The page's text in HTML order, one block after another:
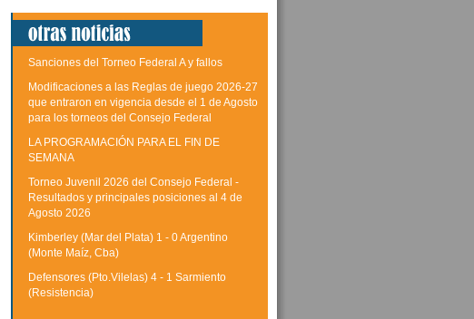
Sanciones del Torneo Federal A y fallos
Modificaciones a las Reglas de juego 2026-27
que entraron en vigencia desde el 1 de Agosto
para los torneos del Consejo Federal
LA PROGRAMACIÓN PARA EL FIN DE
SEMANA
Torneo Juvenil 2026 del Consejo Federal -
Resultados y principales posiciones al 4 de
Agosto 2026
Kimberley (Mar del Plata) 1 - 0 Argentino
(Monte Maíz, Cba)
Defensores (Pto.Vilelas) 4 - 1 Sarmiento
(Resistencia)